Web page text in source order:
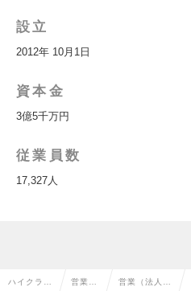
設立
2012年 10月1日
資本金
3億5千万円
従業員数
17,327人
ハイクラス 営業系 営業（法人向